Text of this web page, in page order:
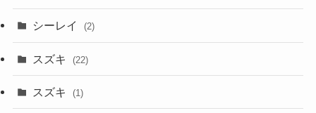
シーレイ (2)
スズキ (22)
スズキ (1)